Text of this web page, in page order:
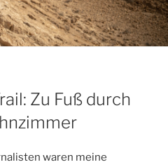
Zu Fuß durch
waren meine